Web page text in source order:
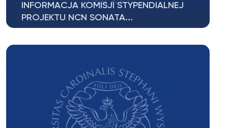
INFORMACJA KOMISJI STYPENDIALNEJ
PROJEKTU NCN SONATA...